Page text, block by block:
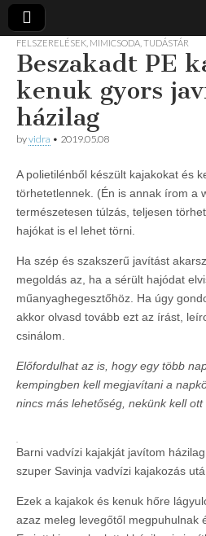
Vidra
Vízitúra
… vízitúra
szervezés,
vadvíz,
kajakoktatás,
kajak-kenu
bolt,
vidraságok…
FELSZERELÉSEK MIMICSODA TUDÁSTÁR
Beszakadt PE
kenuk gyors
házilag
byvidra • 2019.05.08
A polietilénből készült kajakokat és
törhetetlennek. (Én is annak írom a
természetesen túlzás, teljesen
hajókat is el lehet törni.
Ha szép és szakszerű javítást
megoldás az, ha a sérült hajódat
műanyaghegesztőhöz. Ha úgy
akkor olvasd tovább ezt az írást,
csinálom.
Előfordulhat az is, hogy egy több
kempingben kell megjavítani a
nincs más lehetőség, nekünk kell ott
Barni vadvízi kajakját javítom
szuper Savinja vadvízi kajakozás
Ezek a kajakok és kenuk hőre
azaz meleg levegőtől megpuhulnak